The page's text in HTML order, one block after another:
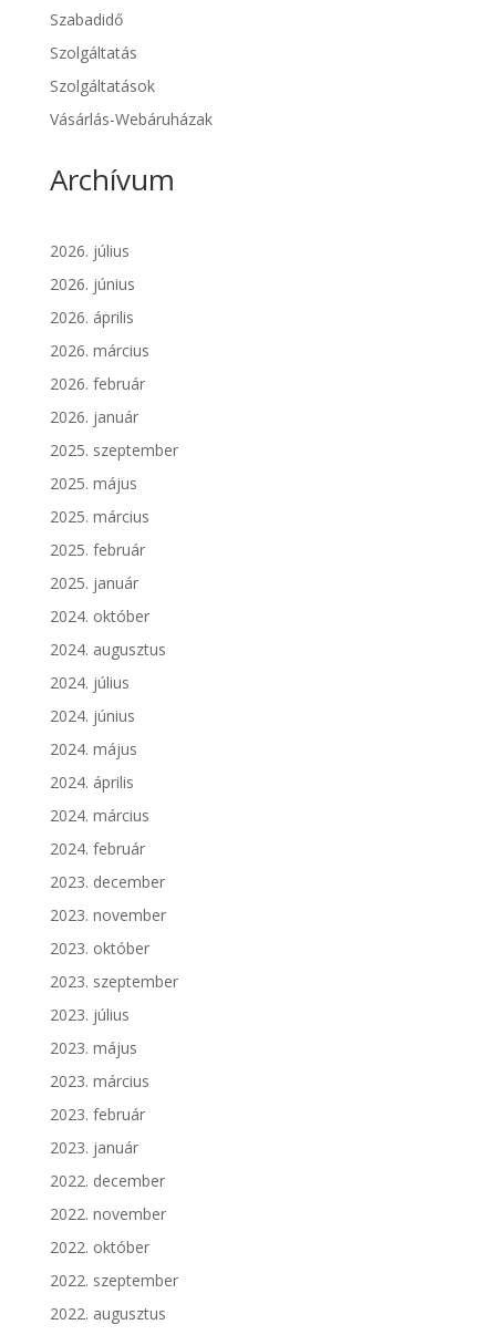
Szabadidő
Szolgáltatás
Szolgáltatások
Vásárlás-Webáruházak
Archívum
2026. július
2026. június
2026. április
2026. március
2026. február
2026. január
2025. szeptember
2025. május
2025. március
2025. február
2025. január
2024. október
2024. augusztus
2024. július
2024. június
2024. május
2024. április
2024. március
2024. február
2023. december
2023. november
2023. október
2023. szeptember
2023. július
2023. május
2023. március
2023. február
2023. január
2022. december
2022. november
2022. október
2022. szeptember
2022. augusztus